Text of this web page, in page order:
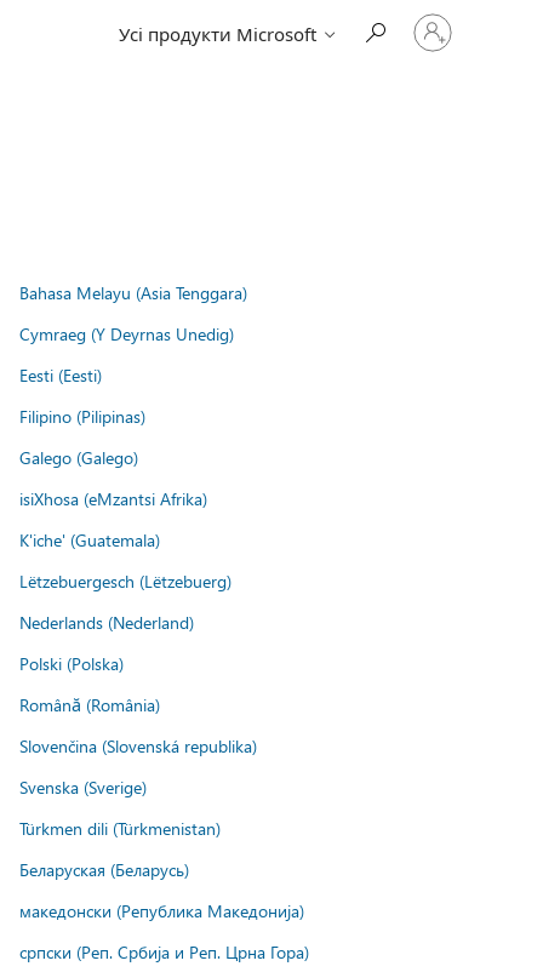
Усі продукти Microsoft
Увійдіть
свій
Bahasa Melayu (Asia Tenggara)
Cymraeg (Y Deyrnas Unedig)
Eesti (Eesti)
Filipino (Pilipinas)
Galego (Galego)
isiXhosa (eMzantsi Afrika)
K'iche' (Guatemala)
Lëtzebuergesch (Lëtzebuerg)
Nederlands (Nederland)
Polski (Polska)
Română (România)
Slovenčina (Slovenská republika)
Svenska (Sverige)
Türkmen dili (Türkmenistan)
Беларуская (Беларусь)
македонски (Република Македонија)
српски (Реп. Србија и Реп. Црна Гора)